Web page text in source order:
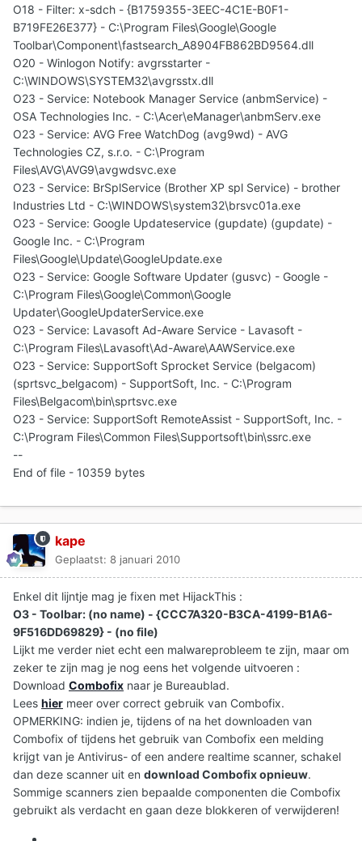
O18 - Filter: x-sdch - {B1759355-3EEC-4C1E-B0F1-
B719FE26E377} - C:\Program Files\Google\Google
Toolbar\Component\fastsearch_A8904FB862BD9564.dll
O20 - Winlogon Notify: avgrsstarter -
C:\WINDOWS\SYSTEM32\avgrsstx.dll
O23 - Service: Notebook Manager Service (anbmService) -
OSA Technologies Inc. - C:\Acer\eManager\anbmServ.exe
O23 - Service: AVG Free WatchDog (avg9wd) - AVG
Technologies CZ, s.r.o. - C:\Program
Files\AVG\AVG9\avgwdsvc.exe
O23 - Service: BrSplService (Brother XP spl Service) - brother
Industries Ltd - C:\WINDOWS\system32\brsvc01a.exe
O23 - Service: Google Updateservice (gupdate) (gupdate) -
Google Inc. - C:\Program
Files\Google\Update\GoogleUpdate.exe
O23 - Service: Google Software Updater (gusvc) - Google -
C:\Program Files\Google\Common\Google
Updater\GoogleUpdaterService.exe
O23 - Service: Lavasoft Ad-Aware Service - Lavasoft -
C:\Program Files\Lavasoft\Ad-Aware\AAWService.exe
O23 - Service: SupportSoft Sprocket Service (belgacom)
(sprtsvc_belgacom) - SupportSoft, Inc. - C:\Program
Files\Belgacom\bin\sprtsvc.exe
O23 - Service: SupportSoft RemoteAssist - SupportSoft, Inc. -
C:\Program Files\Common Files\Supportsoft\bin\ssrc.exe
--
End of file - 10359 bytes
kape
Geplaatst: 8 januari 2010
Enkel dit lijntje mag je fixen met HijackThis :
O3 - Toolbar: (no name) - {CCC7A320-B3CA-4199-B1A6-
9F516DD69829} - (no file)
Lijkt me verder niet echt een malwareprobleem te zijn, maar om
zeker te zijn mag je nog eens het volgende uitvoeren :
Download Combofix naar je Bureaublad.
Lees hier meer over correct gebruik van Combofix.
OPMERKING: indien je, tijdens of na het downloaden van
Combofix of tijdens het gebruik van Combofix een melding
krijgt van je Antivirus- of een andere realtime scanner, schakel
dan deze scanner uit en download Combofix opnieuw.
Sommige scanners zien bepaalde componenten die Combofix
gebruikt als verdacht en gaan deze blokkeren of verwijderen!